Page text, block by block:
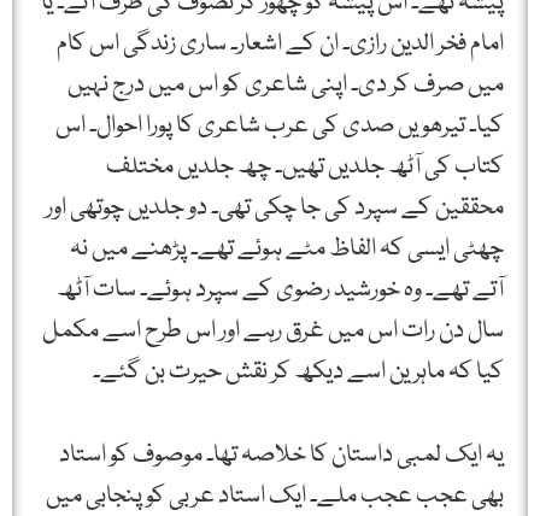
امام فخر الدین رازی۔ ان کے اشعار۔ ساری زندگی اس کام
میں صرف کر دی۔ اپنی شاعری کو اس میں درج نہیں
کیا۔ تیرھویں صدی کی عرب شاعری کا پورا احوال۔ اس
کتاب کی آٹھ جلدیں تھیں۔ چھ جلدیں مختلف
محققین کے سپرد کی جا چکی تھی۔ دو جلدیں چوتھی اور
چھٹی ایسی کہ الفاظ مٹے ہوئے تھے۔ پڑھنے میں نہ
آتے تھے۔ وہ خورشید رضوی کے سپرد ہوئے۔ سات آٹھ
سال دن رات اس میں غرق رہے اور اس طرح اسے مکمل
کیا کہ ماہرین اسے دیکھ کر نقش حیرت بن گئے۔
یہ ایک لمبی داستان کا خلاصہ تھا۔ موصوف کو استاد
بھی عجب عجب ملے۔ ایک استاد عربی کو پنجابی میں